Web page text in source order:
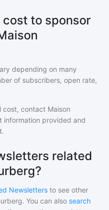
to sponsor
depending on many
of subscribers, open rate,
cost, contact Maison
information provided and
related
Newsletters to see other
. You can also search